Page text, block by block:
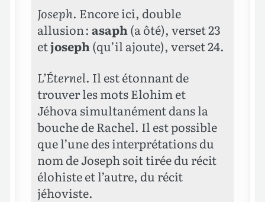
Joseph. Encore ici, double
allusion : asaph (a ôté), verset 23
etjoseph (qu’il ajoute), verset 24.
L’Éternel. Il est étonnant de
trouver les mots Elohim et
Jéhova simultanément dans la
bouche de Rachel. Il est possible
que l’une des interprétations du
nom de Joseph soit tirée du récit
élohiste et l’autre, du récit
jéhoviste.